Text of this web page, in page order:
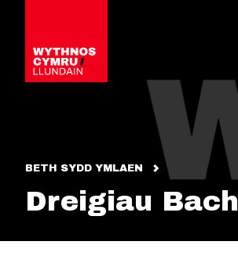
BETH SYDD YMLAEN
Dreigiau Bach